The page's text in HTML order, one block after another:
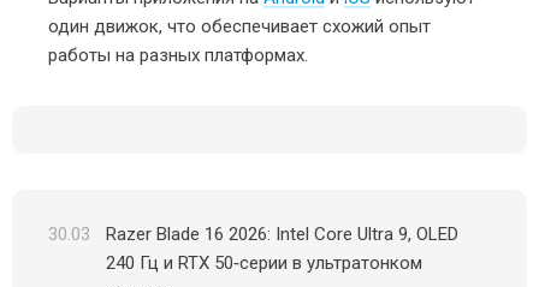
один движок, что обеспечивает схожий опыт
работы на разных платформах.
30.03
Razer Blade 16 2026: Intel Core Ultra 9, OLED
240 Гц и RTX 50‑серии в ультратонком